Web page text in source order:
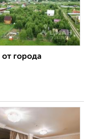
города